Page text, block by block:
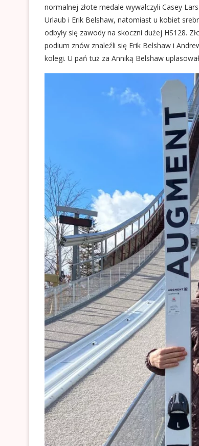
normalnej złote medale wywalczyli Casey
Urlaub i Erik Belshaw, natomiast u kobiet
odbyły się zawody na skoczni dużej HS128.
podium znów znaleźli się Erik Belshaw i
kolegi. U pań tuż za Anniką Belshaw